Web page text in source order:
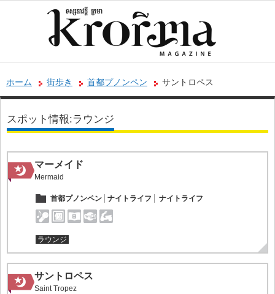
ホーム 街歩き 首都プノンペン サントロペス
スポット情報:ラウンジ
マーメイド
Mermaid
首都プノンペン ナイトライフ ナイトライフ
ラウンジ
サントロペス
Saint Tropez